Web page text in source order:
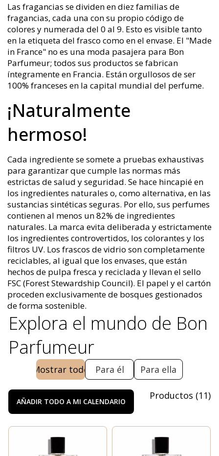
Las fragancias se dividen en diez familias de
fragancias, cada una con su propio código de
colores y numerada del 0 al 9. Esto es visible tanto
en la etiqueta del frasco como en el envase. El "Made
in France" no es una moda pasajera para Bon
Parfumeur; todos sus productos se fabrican
íntegramente en Francia. Están orgullosos de ser
100% franceses en la capital mundial del perfume.
¡Naturalmente
hermoso!
Cada ingrediente se somete a pruebas exhaustivas
para garantizar que cumple las normas más
estrictas de salud y seguridad. Se hace hincapié en
los ingredientes naturales o, como alternativa, en las
sustancias sintéticas seguras. Por ello, sus perfumes
contienen al menos un 82% de ingredientes
naturales. La marca evita deliberada y estrictamente
los ingredientes controvertidos, los colorantes y los
filtros UV. Los frascos de vidrio son completamente
reciclables, al igual que los envases, que están
hechos de pulpa fresca y reciclada y llevan el sello
FSC (Forest Stewardship Council). El papel y el cartón
proceden exclusivamente de bosques gestionados
de forma sostenible.
Explora el mundo de Bon
Parfumeur
Mostrar todo Para él Para ella
AÑADIR TODO A MI CALENDARIO
Productos (11)